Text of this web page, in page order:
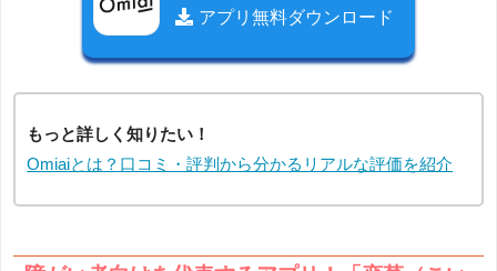
アプリ無料ダウンロード
もっと詳しく知りたい！
Omiaiとは？口コミ・評判から分かるリアルな評価を紹介